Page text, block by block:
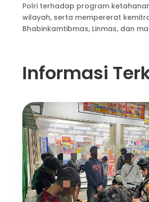
Polri terhadap program
wilayah, serta mempererat
Bhabinkamtibmas, Linmas, dan
Informasi